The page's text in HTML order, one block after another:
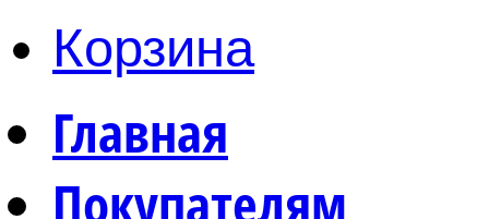
Корзина
Главная
Покупателям